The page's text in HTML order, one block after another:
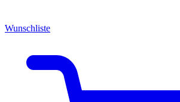
Wunschliste